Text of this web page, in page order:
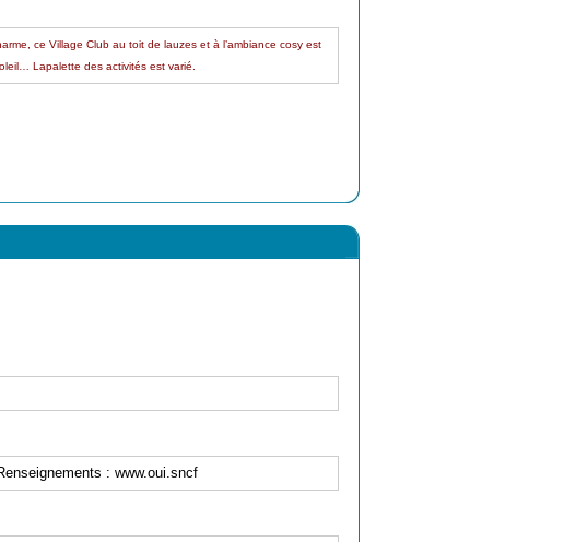
ce Village Club au toit de lauzes et à l’ambiance cosy est
Lapalette des activités est varié.
: www.oui.sncf